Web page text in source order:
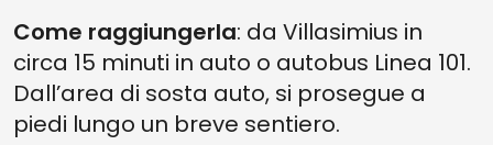
Come raggiungerla: da Villasimius in
circa 15 minuti in auto o autobus Linea 101.
Dall’area di sosta auto, si prosegue a
piedi lungo un breve sentiero.